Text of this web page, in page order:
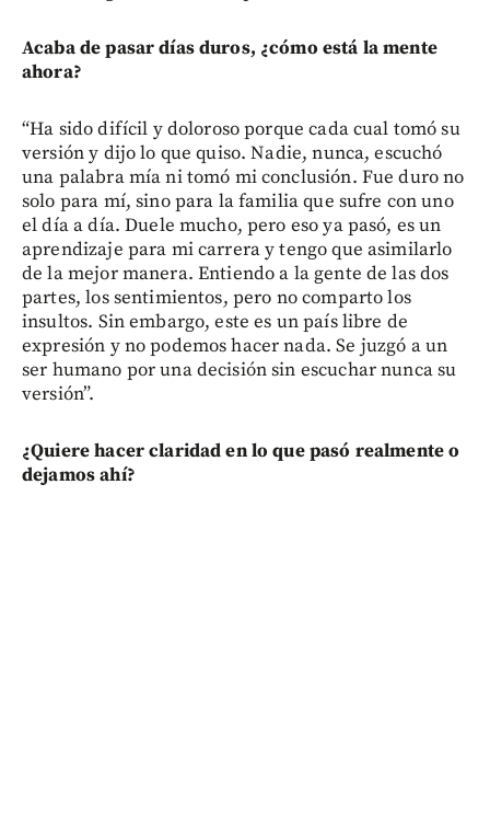
Acaba de pasar días duros, ¿cómo está la mente
ahora?
“Ha sido difícil y doloroso porque cada cual tomó su
versión y dijo lo que quiso. Nadie, nunca, escuchó
una palabra mía ni tomó mi conclusión. Fue duro no
solo para mí, sino para la familia que sufre con uno
el día a día. Duele mucho, pero eso ya pasó, es un
aprendizaje para mi carrera y tengo que asimilarlo
de la mejor manera. Entiendo a la gente de las dos
partes, los sentimientos, pero no comparto los
insultos. Sin embargo, este es un país libre de
expresión y no podemos hacer nada. Se juzgó a un
ser humano por una decisión sin escuchar nunca su
versión”.
¿Quiere hacer claridad en lo que pasó realmente o
dejamos ahí?